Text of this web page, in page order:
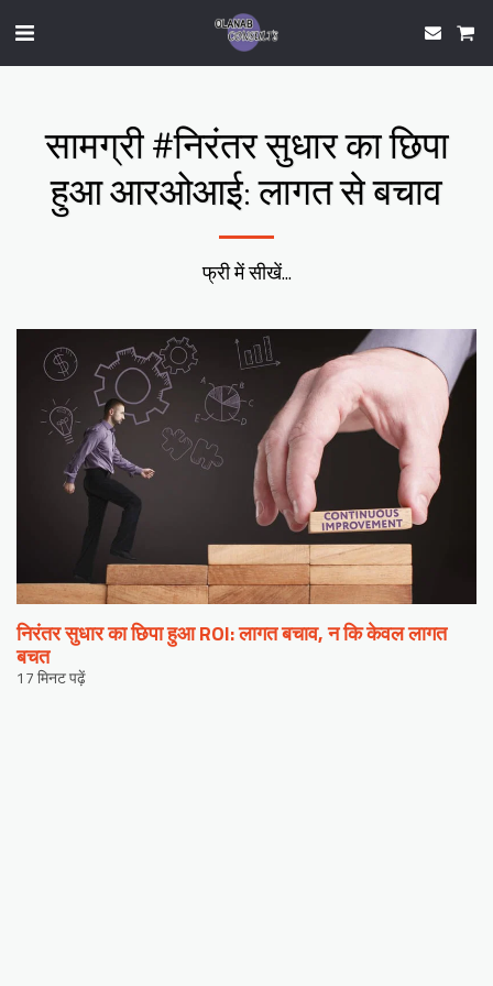
सामग्री #निरंतर सुधार का छिपा
हुआ आरओआई: लागत से बचाव
फ्री में सीखें...
निरंतर सुधार का छिपा हुआ ROI: लागत बचाव, न कि केवल लागत
बचत
17 मिनट पढ़ें